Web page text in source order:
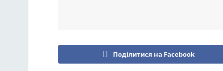
Поділитися на Facebook